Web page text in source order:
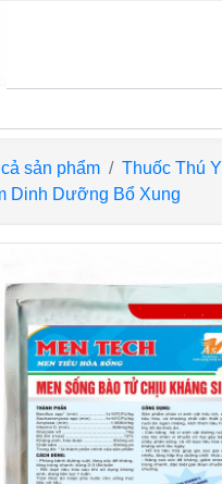
sản phẩm
Thuốc Thú Y
Dinh Dưỡng Bổ Xung